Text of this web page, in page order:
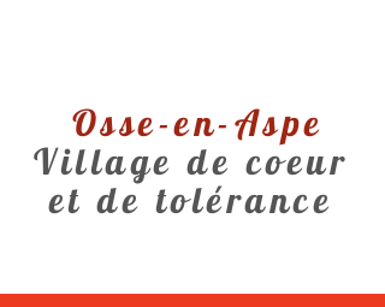
Osse-en-Aspe
Village de coeur
et de tolérance